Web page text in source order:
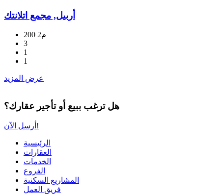
أربيل, مجمع اتلانتك
200 م2
3
1
1
عرض المزيد
هل ترغب ببيع أو تأجير عقارك؟
أرسل الآن!
الرئيسية
العقارات
الخدمات
الفروع
المشاريع السكنية
فريق العمل